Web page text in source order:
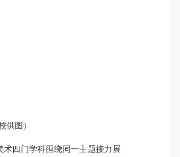
供图）
四门学科围绕同一主题接力展